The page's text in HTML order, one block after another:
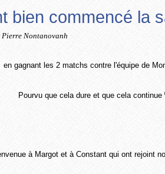
bien commencé la
Pierre Nontanovanh
en gagnant les 2 matchs contre l'équipe de
Pourvu que cela dure et que cela continue
à Margot et à Constant qui ont rejoint